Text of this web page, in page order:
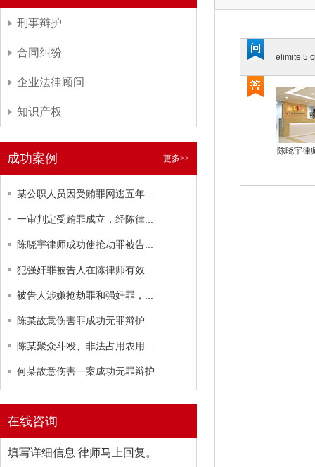
刑事辩护
合同纠纷
企业法律顾问
知识产权
成功案例 更多>>
某公职人员因受贿罪网逃五年...
一审判定受贿罪成立，经陈律...
陈晓宇律师成功使抢劫罪被告...
犯强奸罪被告人在陈律师有效...
被告人涉嫌抢劫罪和强奸罪，...
陈某故意伤害罪成功无罪辩护
陈某聚众斗殴、非法占用农用...
何某故意伤害一案成功无罪辩护
在线咨询
填写详细信息 律师马上回复。
elimite 5
陈晓宇律